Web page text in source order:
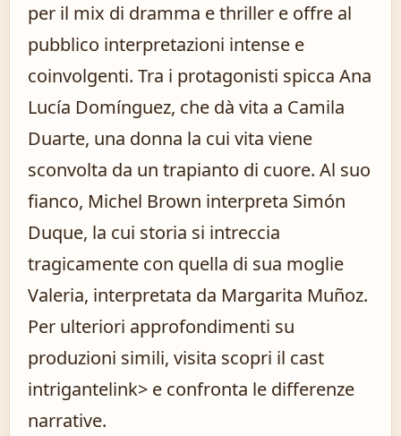
per il mix di dramma e thriller e offre al
pubblico interpretazioni intense e
coinvolgenti. Tra i protagonisti spicca Ana
Lucía Domínguez, che dà vita a Camila
Duarte, una donna la cui vita viene
sconvolta da un trapianto di cuore. Al suo
fianco, Michel Brown interpreta Simón
Duque, la cui storia si intreccia
tragicamente con quella di sua moglie
Valeria, interpretata da Margarita Muñoz.
Per ulteriori approfondimenti su
produzioni simili, visita scopri il cast
intrigantelink> e confronta le differenze
narrative.